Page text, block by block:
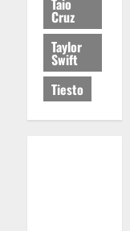
Cruz
Taylor
Swift
Tiesto